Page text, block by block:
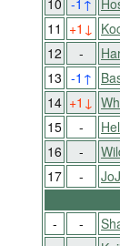
11 +1 ↓
12
-
13 -1 ↑
14 +1 ↓
15
-
16
-
17
-
-
-